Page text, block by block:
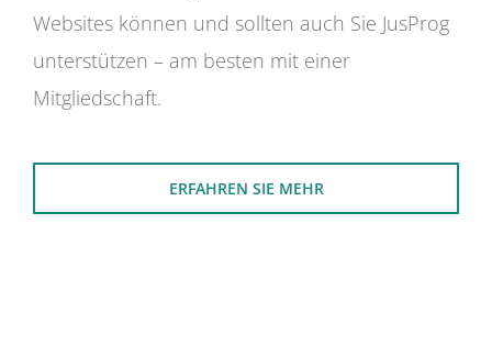
Websites können und sollten auch Sie JusProg
unterstützen – am besten mit einer
Mitgliedschaft.
ERFAHREN SIE MEHR